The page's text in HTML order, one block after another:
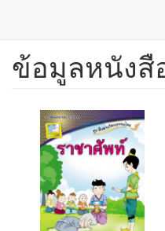
ข้าม
ข้อมูลหนังสื